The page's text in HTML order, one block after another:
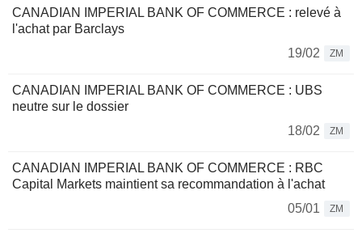
CANADIAN IMPERIAL BANK OF COMMERCE : relevé à
l'achat par Barclays
19/02
ZM
CANADIAN IMPERIAL BANK OF COMMERCE : UBS
neutre sur le dossier
18/02
ZM
CANADIAN IMPERIAL BANK OF COMMERCE : RBC
Capital Markets maintient sa recommandation à l'achat
05/01
ZM